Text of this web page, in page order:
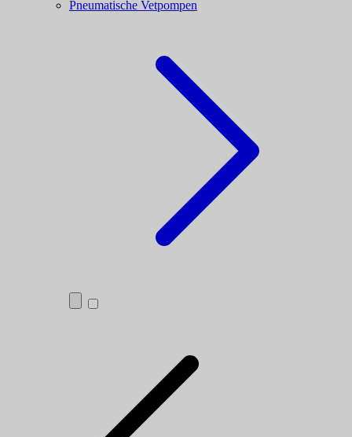
Pneumatische Vetpompen